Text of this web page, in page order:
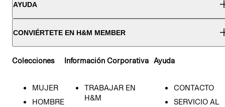
AYUDA
CONVIÉRTETE EN H&M MEMBER
Colecciones
MUJER
HOMBRE
Información Corporativa
TRABAJAR EN
H&M
Ayuda
CONTACTO
SERVICIO AL